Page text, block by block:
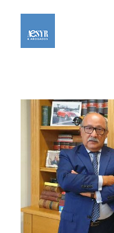
contenido